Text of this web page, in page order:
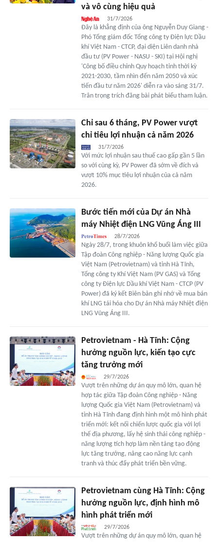
và vô cùng hiệu quả
31/7/2026
Đây là khẳng định của ông Nguyễn Duy Giang -
Phó Tổng giám đốc Tổng công ty Điện lực Dầu
khí Việt Nam - CTCP, đại diện Liên danh nhà
đầu tư (PV Power - NASU - SKI) tại Hội nghị
'Công bố điều chỉnh Quy hoạch tỉnh thời kỳ
2021-2030, tầm nhìn đến năm 2050 và xúc
tiến đầu tư năm 2026' diễn ra vào sáng 31/7.
Trân trọng trích đăng bài phát biểu tham luận.
Chỉ sau 6 tháng, PV Power vượt
chỉ tiêu lợi nhuận cả năm 2026
31/7/2026
Với mức lợi nhuận sau thuế cao gấp gần 5 lần
so với cùng kỳ, PV Power đã sớm về đích và
vượt 10% mục tiêu lợi nhuận của cả năm
2026.
Bước tiến mới của Dự án Nhà
máy Nhiệt điện LNG Vũng Áng III
28/7/2026
Ngày 28/7, trong khuôn khổ buổi làm việc giữa
Tập đoàn Công nghiệp - Năng lượng Quốc gia
Việt Nam (Petrovietnam) và tỉnh Hà Tĩnh,
Tổng công ty Khí Việt Nam (PV GAS) và Tổng
công ty Điện lực Dầu khí Việt Nam - CTCP (PV
Power) đã ký kết Biên bản ghi nhớ về mua bán
khí LNG tái hóa cho Dự án Nhà máy Nhiệt điện
LNG Vũng Áng III.
Petrovietnam - Hà Tĩnh: Cộng
hưởng nguồn lực, kiến tạo cực
tăng trưởng mới
29/7/2026
Vượt trên những dự án quy mô lớn, quan hệ
hợp tác giữa Tập đoàn Công nghiệp - Năng
lượng Quốc gia Việt Nam (Petrovietnam) và
tỉnh Hà Tĩnh đang định hình một mô hình phát
triển mới: kết nối chiến lược quốc gia với lợi
thế địa phương, lấy hệ sinh thái công nghiệp -
năng lượng tích hợp làm nền tảng tạo động
lực tăng trưởng, nâng cao năng lực cạnh
tranh và thúc đẩy phát triển bền vững.
Petrovietnam cùng Hà Tĩnh: Cộng
hưởng nguồn lực, định hình mô
hình phát triển mới
29/7/2026
Vượt trên những dự án quy mô lớn, quan hệ